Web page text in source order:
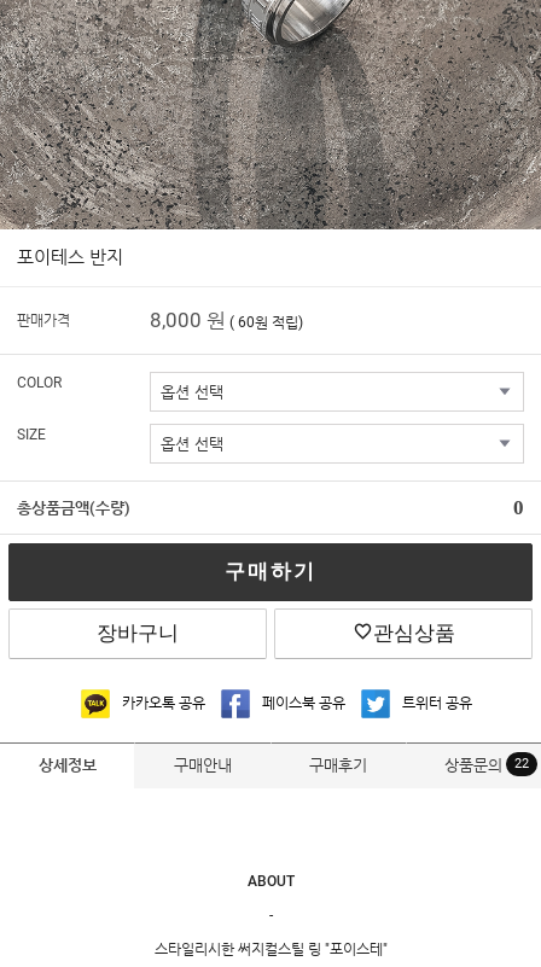
포이테스 반지
판매가격 8,000 원 ( 60원 적립)
COLOR
SIZE
총상품금액(수량) 0
구매하기
장바구니 관심상품
카카오톡 공유 페이스북 공유 트위터 공유
상세정보 구매안내 구매후기 22
상품문의
ABOUT
-
스타일리시한 써지컬스틸 링 "포이스테"